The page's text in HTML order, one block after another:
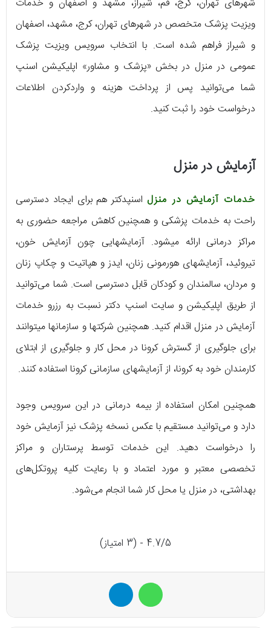
شهرهای تهران، کرج، قم، شیراز، مشهد و اصفهان و خدمات
ویزیت پزشک متخصص در شهرهای تهران، کرج، مشهد، اصفهان
و شیراز فراهم شده است. با انتخاب سرویس ویزیت پزشک
عمومی در منزل در بخش «پزشک و مشاور» اپلیکیشن اسنپ
شما می‌توانید پس از پرداخت هزینه و واردکردن اطلاعات
درخواست خود را ثبت کنید.
آزمایش در منزل
خدمات آزمایش در منزل
اسنپ‎دکتر هم برای ایجاد دسترسی
راحت به خدمات پزشکی و همچنین کاهش مراجعه حضوری به
مراکز درمانی ارائه می‎شود. آزمایش‎هایی چون آزمایش خون،
تیروئید، آزمایش‎های هورمونی زنان، ایدز و هپاتیت و چکاپ زنان
و مردان، سالمندان و کودکان قابل دسترسی ‌است. شما می‌توانید
از طریق اپلیکیشن و سایت اسنپ دکتر نسبت به رزرو خدمات
آزمایش در منزل اقدام کنید. همچنین شرکت‏ها و سازمان‎ها می‏توانند
برای جلوگیری از گسترش کرونا در محل کار و جلوگیری از ابتلای
کارمندان خود به کرونا، از آزمایش‎های سازمانی کرونا استفاده کنند.
همچنین امکان استفاده از بیمه‌ درمانی در این سرویس وجود
دارد و می‌توانید مستقیم با عکس نسخه پزشک نیز آزمایش خود
را درخواست دهید. این خدمات توسط پرستاران و مراکز
تخصصی معتبر و مورد اعتماد و با رعایت کلیه پروتکل‌های
بهداشتی، در منزل یا محل کار شما انجام می‌شود.
4.7/5 - (3 امتیاز)
واتس آپ